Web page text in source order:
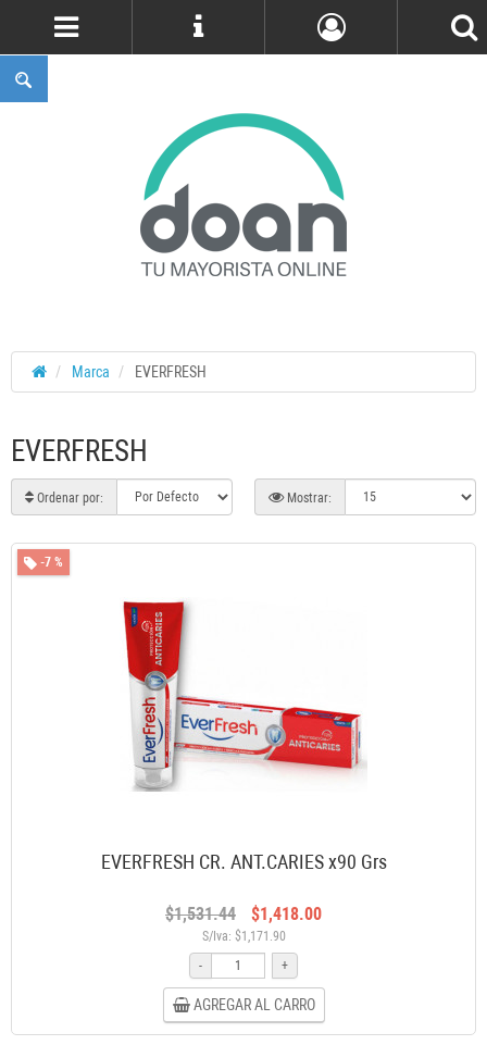
Marca EVERFRESH
EVERFRESH
Ordenar por: Mostrar:
-7 %
EVERFRESH CR. ANT.CARIES x90 Grs
$1,531.44 $1,418.00
S/Iva: $1,171.90
-
+
AGREGAR AL CARRO